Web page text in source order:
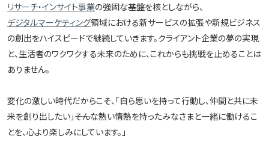
リサーチ・インサイト事業の強固な基盤を核としながら、
デジタルマーケティング領域における新サービスの拡張や新規ビジネス
の創出をハイスピードで継続していきます。クライアント企業の夢の実現
と、生活者のワクワクする未来のために、これからも挑戦を止めることは
ありません。
変化の激しい時代だからこそ、「自ら思いを持って行動し、仲間と共に未
来を創り出したい」――そんな熱い情熱を持ったみなさまと一緒に働けるこ
とを、心より楽しみにしています。」